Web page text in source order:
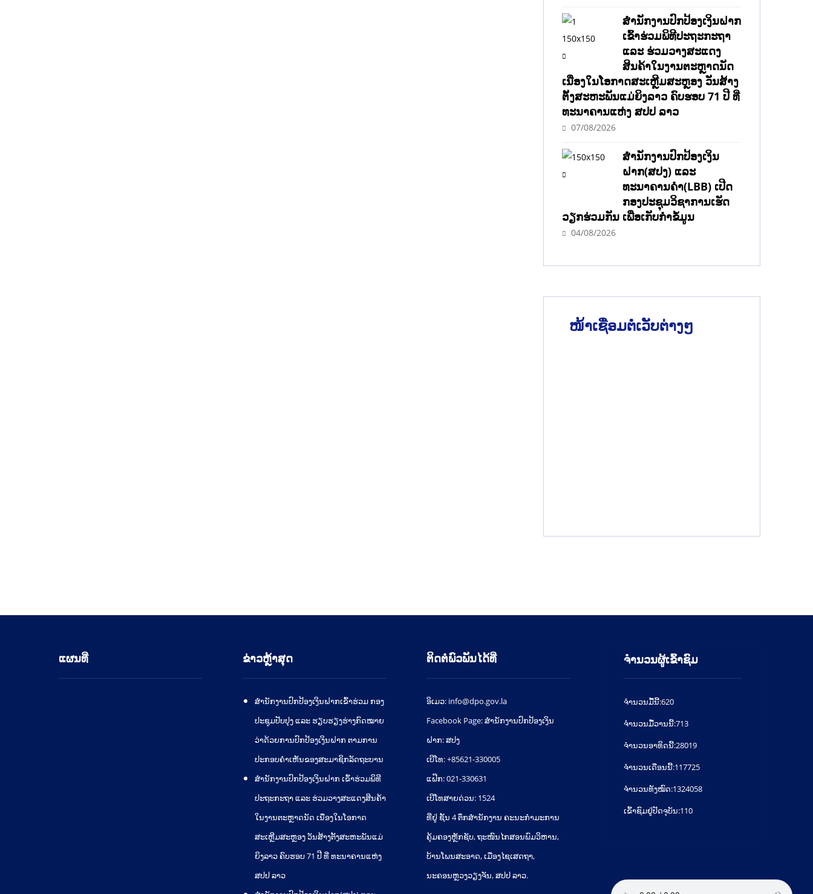
ສຳນັກງານປົກປ້ອງເງິນຝາກ
ເຂົ້າຮ່ວມພິທີປະຖະກະຖາ
ແລະ ຮ່ວມວາງສະແດງ
ສິນຄ້າໃນງານຕະຫຼາດນັດ
ເນື່ອງໃນໂອກາດສະເຫຼີມສະຫຼອງ ວັນສ້າງ
ຕັ້ງສະຫະພັນແມ່ຍິງລາວ ຄົບຮອບ 71 ປີ ທີ່
ທະນາຄານແຫ່ງ ສປປ ລາວ
07/08/2026
ສຳນັກງານປົກປ້ອງເງິນ
ຝາກ(ສປງ) ແລະ
ທະນາຄານຄຳ(LBB) ເປີດ
ກອງປະຊຸມວິຊາການເຮັດ
ວຽກຮ່ວມກັນ ເພື່ອເກັບກຳຂໍ້ມູນ
04/08/2026
ໜ້າເຊື່ອມຕໍ່ເວັບຕ່າງໆ
ແຜນທີ່ ຂ່າວຫຼ້າສຸດ
ສໍານັກງານປົກປ້ອງເງິນຝາກເຂົ້າຮ່ວມ ກອງ
ປະຊຸມປັບປຸງ ແລະ ຮຽບຮຽງຮ່າງກົດໝາຍ
ວ່າດ້ວຍການປົກປ້ອງເງິນຝາກ ຕາມການ
ປະກອບຄຳເຫັນຂອງສະມາຊິກລັດຖະບານ
ສຳນັກງານປົກປ້ອງເງິນຝາກ ເຂົ້າຮ່ວມພິທີ
ປະຖະກະຖາ ແລະ ຮ່ວມວາງສະແດງສິນຄ້າ
ໃນງານຕະຫຼາດນັດ ເນື່ອງໃນໂອກາດ
ສະເຫຼີມສະຫຼອງ ວັນສ້າງຕັ້ງສະຫະພັນແມ່
ຍິງລາວ ຄົບຮອບ 71 ປີ ທີ່ ທະນາຄານແຫ່ງ
ສປປ ລາວ
ຕິດຕໍ່ພົວພັນໄດ້ທີ່
ອິເມວ: info@dpo.gov.la
Facebook Page: ສໍານັກງານປົກປ້ອງເງິນ
ຝາກ: ສປງ
ເບີໂທ: +85621-330005
ແຟ໊ກ: 021-330631
ເບີໂທສາຍດ່ວນ: 1524
ທີ່ຢູ່ ຊັ້ນ 4 ຕຶກສຳນັກງານ ຄະນະກຳມະການ
ຄຸ້ມຄອງຫຼັກຊັບ, ຖະໜົນໄກສອນພົມວິຫານ,
ບ້ານໂພນສະອາດ, ເມືອງໄຊເສດຖາ,
ນະຄອນຫຼວງວຽງຈັນ, ສປປ ລາວ.
ຈຳນວນຜູ້ເຂົ້າຊົມ
ຈໍານວນມື້ນີ້:620
ຈໍານວນມື້ວານນີ້:713
ຈໍານວນອາທິດນີ້:28019
ຈໍານວນເດືອນນີ້:117725
ຈຳນວນທັງໝົດ:1324058
ເຂົ້າຊົມຢູ່ປັດຈຸບັນ:110